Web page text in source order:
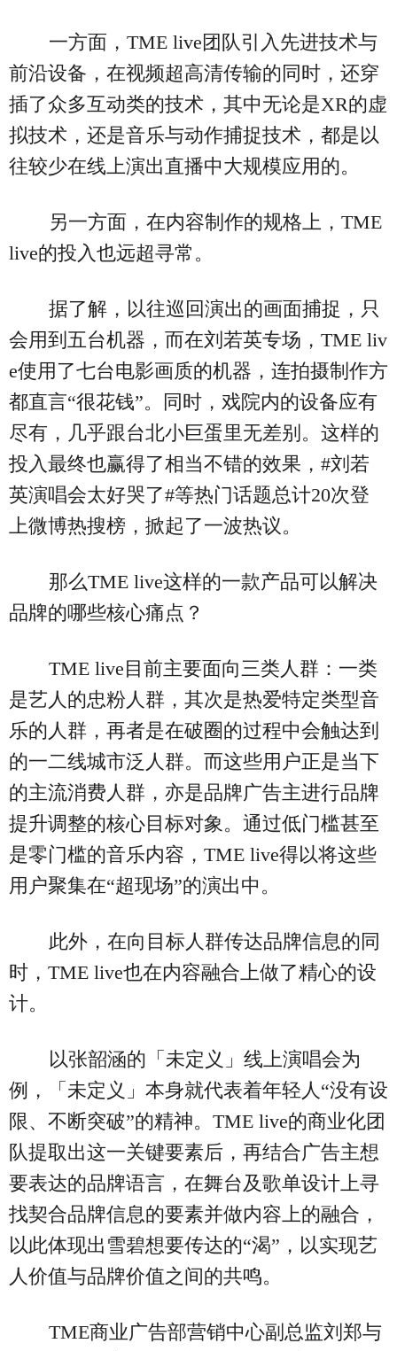
一方面，TME live团队引入先进技术与
前沿设备，在视频超高清传输的同时，还穿
插了众多互动类的技术，其中无论是XR的虚
拟技术，还是音乐与动作捕捉技术，都是以
往较少在线上演出直播中大规模应用的。
另一方面，在内容制作的规格上，TME
live的投入也远超寻常。
据了解，以往巡回演出的画面捕捉，只
会用到五台机器，而在刘若英专场，TME liv
e使用了七台电影画质的机器，连拍摄制作方
都直言“很花钱”。同时，戏院内的设备应有
尽有，几乎跟台北小巨蛋里无差别。这样的
投入最终也赢得了相当不错的效果，#刘若
英演唱会太好哭了#等热门话题总计20次登
上微博热搜榜，掀起了一波热议。
那么TME live这样的一款产品可以解决
品牌的哪些核心痛点？
TME live目前主要面向三类人群：一类
是艺人的忠粉人群，其次是热爱特定类型音
乐的人群，再者是在破圈的过程中会触达到
的一二线城市泛人群。而这些用户正是当下
的主流消费人群，亦是品牌广告主进行品牌
提升调整的核心目标对象。通过低门槛甚至
是零门槛的音乐内容，TME live得以将这些
用户聚集在“超现场”的演出中。
此外，在向目标人群传达品牌信息的同
时，TME live也在内容融合上做了精心的设
计。
以张韶涵的「未定义」线上演唱会为
例，「未定义」本身就代表着年轻人“没有设
限、不断突破”的精神。TME live的商业化团
队提取出这一关键要素后，再结合广告主想
要表达的品牌语言，在舞台及歌单设计上寻
找契合品牌信息的要素并做内容上的融合，
以此体现出雪碧想要传达的“渴”，以实现艺
人价值与品牌价值之间的共鸣。
TME商业广告部营销中心副总监刘郑与